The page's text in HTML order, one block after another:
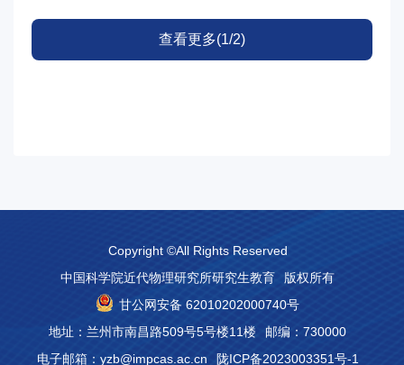
查看更多(1/2)
Copyright ©All Rights Reserved
中国科学院近代物理研究所研究生教育
版权所有
甘公网安备 62010202000740号
地址：兰州市南昌路509号5号楼11楼
邮编：730000
电子邮箱：yzb@impcas.ac.cn
陇ICP备2023003351号-1